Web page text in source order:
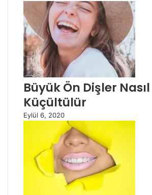
Büyük Ön Dişler Nasıl
Küçültülür
Eylül 6, 2020